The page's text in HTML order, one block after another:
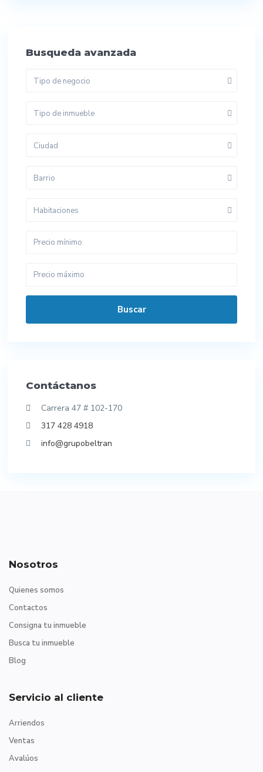
Busqueda avanzada
Tipo de negocio
Tipo de inmueble
Ciudad
Barrio
Habitaciones
Buscar
Contáctanos
Carrera 47 # 102-170
317 428 4918
info@grupobeltran
Nosotros
Quienes somos
Contactos
Consigna tu inmueble
Busca tu inmueble
Blog
Servicio al cliente
Arriendos
Ventas
Avalúos